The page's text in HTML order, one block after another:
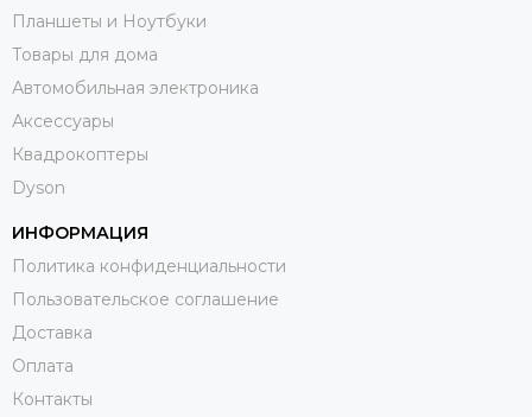
Планшеты и Ноутбуки
Товары для дома
Автомобильная электроника
Аксессуары
Квадрокоптеры
Dyson
ИНФОРМАЦИЯ
Политика конфиденциальности
Пользовательское соглашение
Доставка
Оплата
Контакты